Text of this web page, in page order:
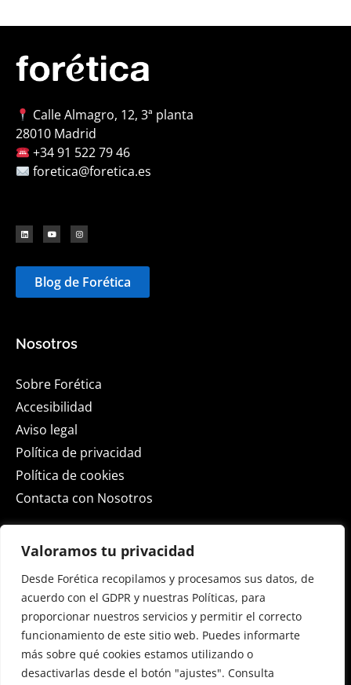
Valoramos tu privacidad
Desde Forética recopilamos y procesamos sus datos, de
acuerdo con el GDPR y nuestras Políticas, para
proporcionar nuestros servicios y permitir el correcto
funcionamiento de este sitio web. Puedes informarte
más sobre qué cookies estamos utilizando o
desactivarlas desde el botón "ajustes". Consulta
Calle Almagro, 12, 3ª planta
28010 Madrid
+34 91 522 79 46
foretica@foretica.es
Blog de Forética
Nosotros
Sobre Forética
Accesibilidad
Aviso legal
Política de privacidad
Política de cookies
Contacta con Nosotros
Actualidad
ESG Spain 2026
Sala de Prensa
Blog
Eventos